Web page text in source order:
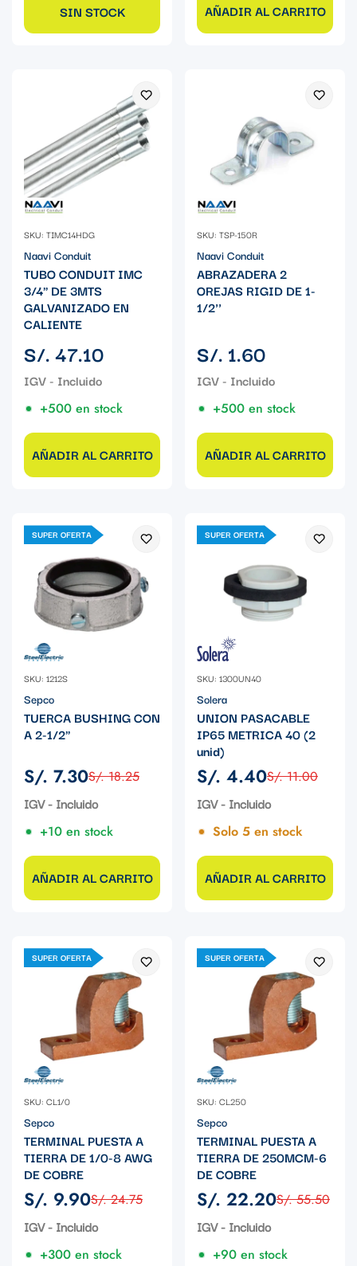
SIN STOCK AÑADIR AL CARRITO
SKU: TIMC14HDG
Naavi Conduit
TUBO CONDUIT IMC
3/4" DE 3MTS
GALVANIZADO EN
CALIENTE
Precio
regular
S/. 47.10
+500 en stock
AÑADIR AL CARRITO
SKU: TSP-150R
Naavi Conduit
ABRAZADERA 2
OREJAS RIGID DE 1-
1/2''
Precio
regular
S/. 1.60
+500 en stock
AÑADIR AL CARRITO
SUPER OFERTA
SKU: 1212S
Sepco
TUERCA BUSHING CON
A 2-1/2"
Precio
de
S/. 7.30
Precio
regular
S/. 18.25
IGV - Incluido
+10 en stock
AÑADIR AL CARRITO
SUPER OFERTA
SKU: 1300UN40
Solera
UNION PASACABLE
IP65 METRICA 40 (2
unid)
Precio
de
S/. 4.40
Precio
regular
S/. 11.00
IGV - Incluido
Solo 5 en stock
AÑADIR AL CARRITO
SUPER OFERTA
SKU: CL1/0
Sepco
TERMINAL PUESTA A
TIERRA DE 1/0-8 AWG
DE COBRE
Precio
de
S/. 9.90
Precio
regular
S/. 24.75
IGV - Incluido
+300 en stock
SUPER OFERTA
SKU: CL250
Sepco
TERMINAL PUESTA A
TIERRA DE 250MCM-6
DE COBRE
Precio
de
S/. 22.20
Precio
regular
S/. 55.50
IGV - Incluido
+90 en stock